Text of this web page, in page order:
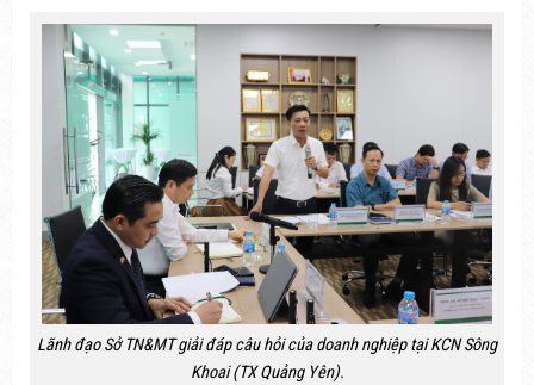
Lãnh đạo Sở TN&MT giải đáp câu hỏi của doanh nghiệp tại KCN Sông
Khoai (TX Quảng Yên).